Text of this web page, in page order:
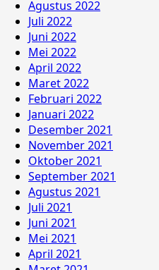
Agustus 2022
Juli 2022
Juni 2022
Mei 2022
April 2022
Maret 2022
Februari 2022
Januari 2022
Desember 2021
November 2021
Oktober 2021
September 2021
Agustus 2021
Juli 2021
Juni 2021
Mei 2021
April 2021